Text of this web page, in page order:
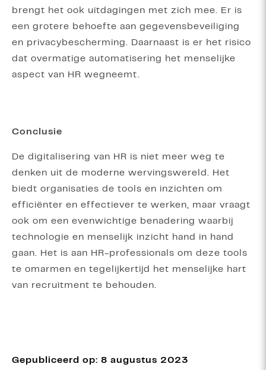
brengt het ook uitdagingen met zich mee. Er is
een grotere behoefte aan gegevensbeveiliging
en privacybescherming. Daarnaast is er het risico
dat overmatige automatisering het menselijke
aspect van HR wegneemt.
Conclusie
De digitalisering van HR is niet meer weg te
denken uit de moderne wervingswereld. Het
biedt organisaties de tools en inzichten om
efficiënter en effectiever te werken, maar vraagt
ook om een evenwichtige benadering waarbij
technologie en menselijk inzicht hand in hand
gaan. Het is aan HR-professionals om deze tools
te omarmen en tegelijkertijd het menselijke hart
van recruitment te behouden.
Gepubliceerd op: 8 augustus 2023